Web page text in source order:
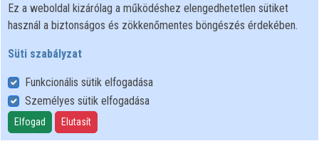
Felhasználói szabályzat
Adatkezelési tájékoztató
Süti szabályzat
Ez a weboldal kizárólag a működéshez elengedhetetlen sütiket
használ a biztonságos és zökkenőmentes böngészés érdekében.
Süti szabályzat
Funkcionális sütik elfogadása
Személyes sütik elfogadása
Elfogad Elutasít